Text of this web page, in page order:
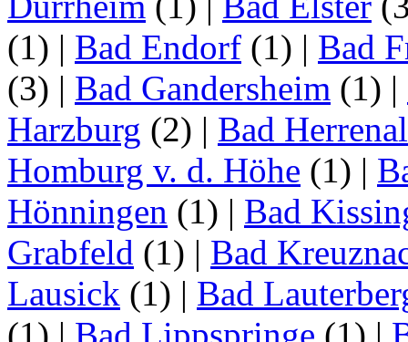
(1) | Bad Endorf (1) | Bad
(3) | Bad Gandersheim (1) |
Harzburg (2) | Bad
Homburg v. d. Höhe (1) |
Hönningen (1) | Bad
Grabfeld (1) | Bad
Lausick (1) | Bad
(1) | Bad Lippspringe (1) |